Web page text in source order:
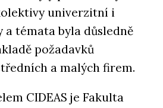
univerzitní i
a témata byla důsledně
požadavků
a malých firem.
CIDEAS je Fakulta